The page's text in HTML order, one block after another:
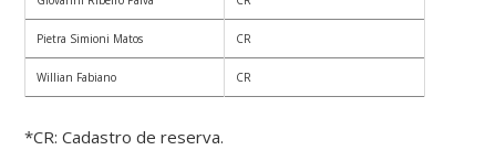
Pietra Simioni Matos CR
Willian Fabiano CR
*CR: Cadastro de reserva.